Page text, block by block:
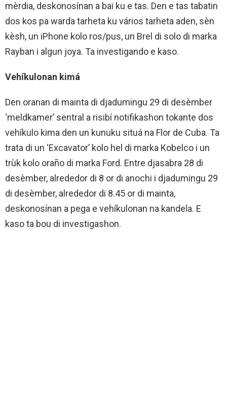
mèrdia, deskonosínan a bai ku e tas. Den e tas tabatin
dos kos pa warda tarheta ku vários tarheta aden, sèn
kèsh, un iPhone kolo ros/pus, un Brel di solo di marka
Rayban i algun joya. Ta investigando e kaso.
Vehíkulonan kimá
Den oranan di mainta di djadumingu 29 di desèmber
‘meldkamer’ sentral a risibí notifikashon tokante dos
vehíkulo kima den un kunuku situá na Flor de Cuba. Ta
trata di un ‘Excavator’ kolo hel di marka Kobelco i un
trùk kolo oraño di marka Ford. Entre djasabra 28 di
desèmber, alrededor di 8 or di anochi i djadumingu 29
di desèmber, alrededor di 8.45 or di mainta,
deskonosínan a pega e vehíkulonan na kandela. E
kaso ta bou di investigashon.